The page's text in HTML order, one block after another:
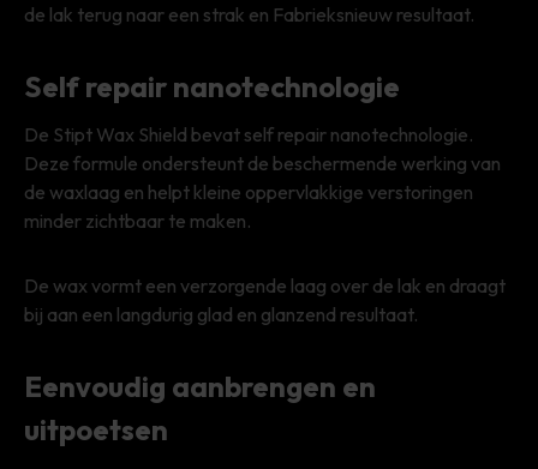
de lak terug naar een strak en Fabrieksnieuw resultaat.
Self repair nanotechnologie
De Stipt Wax Shield bevat self repair nanotechnologie.
Deze formule ondersteunt de beschermende werking van
de waxlaag en helpt kleine oppervlakkige verstoringen
minder zichtbaar te maken.
De wax vormt een verzorgende laag over de lak en draagt
bij aan een langdurig glad en glanzend resultaat.
Eenvoudig aanbrengen en
uitpoetsen